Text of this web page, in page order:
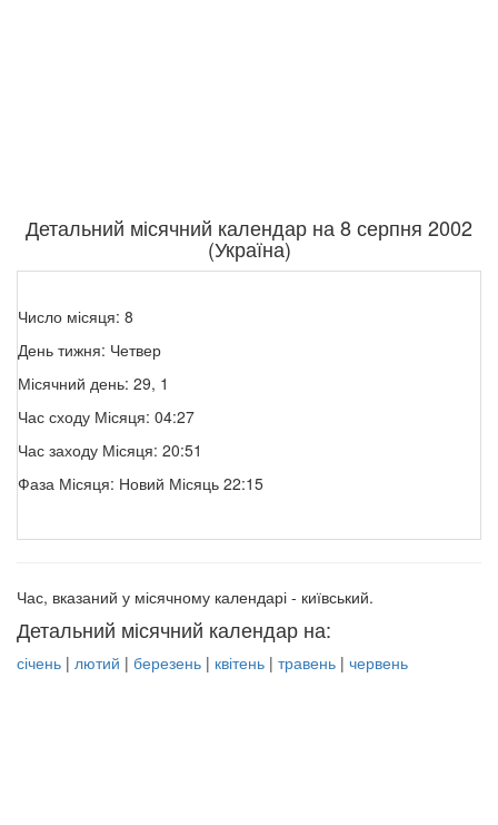
Детальний місячний календар на 8 серпня 2002
(Україна)
Число місяця: 8
День тижня: Четвер
Місячний день: 29, 1
Час сходу Місяця: 04:27
Час заходу Місяця: 20:51
Фаза Місяця: Новий Місяць 22:15
Час, вказаний у місячному календарі - київський.
Детальний місячний календар на:
січень | лютий | березень | квітень | травень | червень